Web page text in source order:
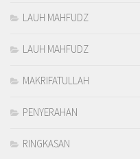
LAUH MAHFUDZ
LAUH MAHFUDZ
MAKRIFATULLAH
PENYERAHAN
RINGKASAN